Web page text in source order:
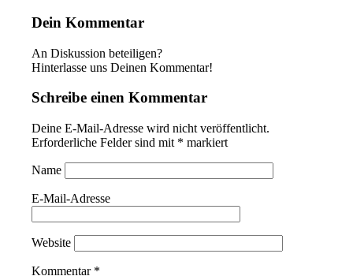
Dein Kommentar
An Diskussion beteiligen?
Hinterlasse uns Deinen Kommentar!
Schreibe einen Kommentar
Deine E-Mail-Adresse wird nicht veröffentlicht.
Erforderliche Felder sind mit * markiert
Name
E-Mail-Adresse
Website
Kommentar *